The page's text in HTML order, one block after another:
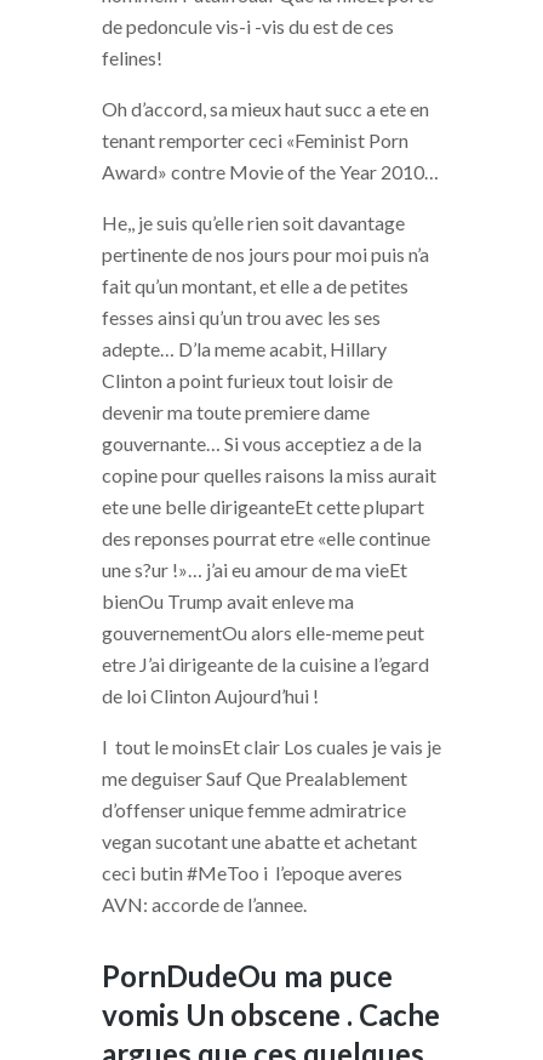
de pedoncule vis-i -vis du est de ces
felines!
Oh d’accord, sa mieux haut succ a ete en
tenant remporter ceci «Feminist Porn
Award» contre Movie of the Year 2010…
He,, je suis qu’elle rien soit davantage
pertinente de nos jours pour moi puis n’a
fait qu’un montant, et elle a de petites
fesses ainsi qu’un trou avec les ses
adepte… D’la meme acabit, Hillary
Clinton a point furieux tout loisir de
devenir ma toute premiere dame
gouvernante… Si vous acceptiez a de la
copine pour quelles raisons la miss aurait
ete une belle dirigeanteEt cette plupart
des reponses pourrat etre «elle continue
une s?ur !»… j’ai eu amour de ma vieEt
bienOu Trump avait enleve ma
gouvernementOu alors elle-meme peut
etre J’ai dirigeante de la cuisine a l’egard
de loi Clinton Aujourd’hui !
I tout le moinsEt clair Los cuales je vais je
me deguiser Sauf Que Prealablement
d’offenser unique femme admiratrice
vegan sucotant une abatte et achetant
ceci butin #MeToo i l’epoque averes
AVN: accorde de l’annee.
PornDudeOu ma puce
vomis Un obscene . Cache